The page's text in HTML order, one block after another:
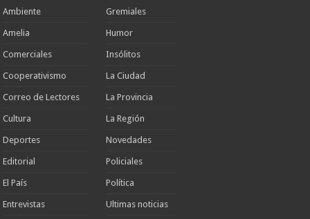
Ambiente
Amelia
Comerciales
Cooperativismo
Correo de Lectores
Cultura
Deportes
Editorial
El País
Entrevistas
Gremiales
Humor
Insólitos
La Ciudad
La Provincia
La Región
Novedades
Policiales
Política
Ultimas noticias